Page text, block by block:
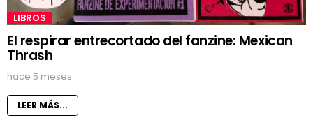
LIBROS
El respirar entrecortado del fanzine: Mexican
Thrash
hace 5 meses
LEER MÁS...